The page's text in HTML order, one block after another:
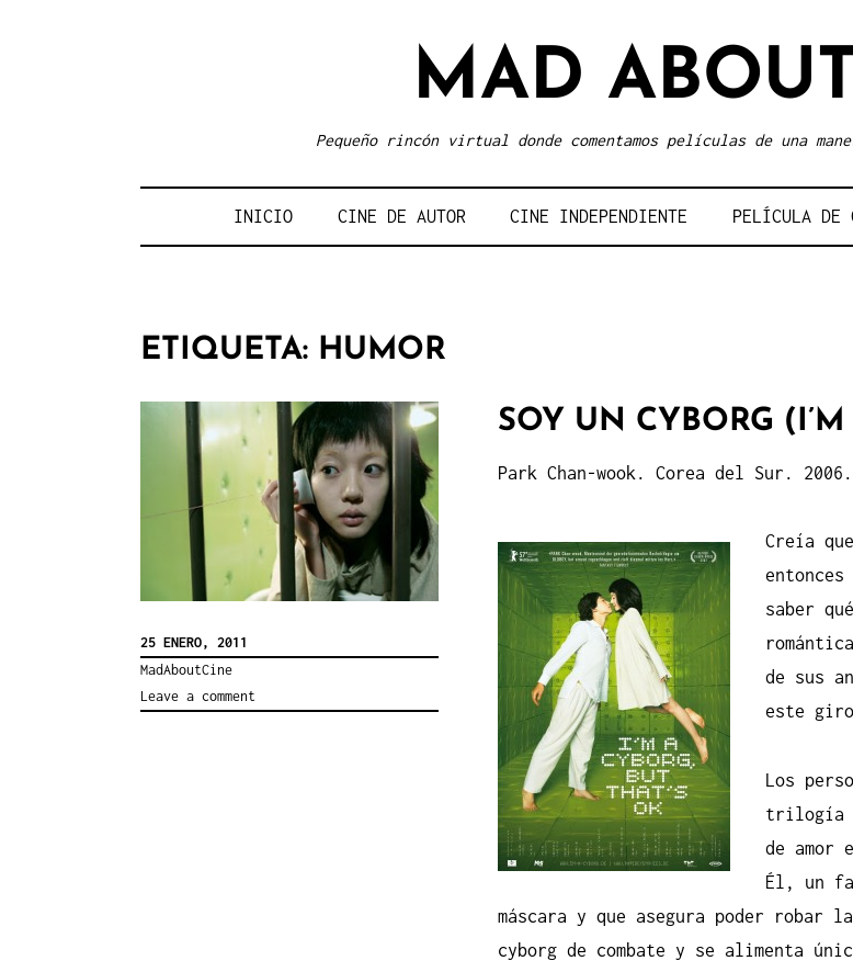
MAD
Pequeño rincón virtual donde comentamos películas de una
INICIO CINE DE AUTOR CINE INDEPENDIENTE PELÍCULA DE
ETIQUETA: HUMOR
25 ENERO, 2011
MadAboutCine
Leave a comment
SOY UN CYBORG (I’M
Park Chan-wook. Corea del Sur. 2006.
Creía
saber
de sus
este
Los
trilogía
de amor
Él, un
máscara y que asegura poder robar
cyborg de combate y se alimenta